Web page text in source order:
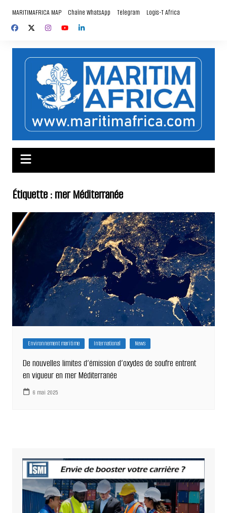
contenu
MARITIMAFRICA MAP Chaîne WhatsApp Telegram Logis-T Africa
Étiquette :mer Méditerranée
Environnement maritime International News
De nouvelles limites d’émission d’oxydes de soufre entrent
en vigueur en mer Méditerranée
6 mai 2025